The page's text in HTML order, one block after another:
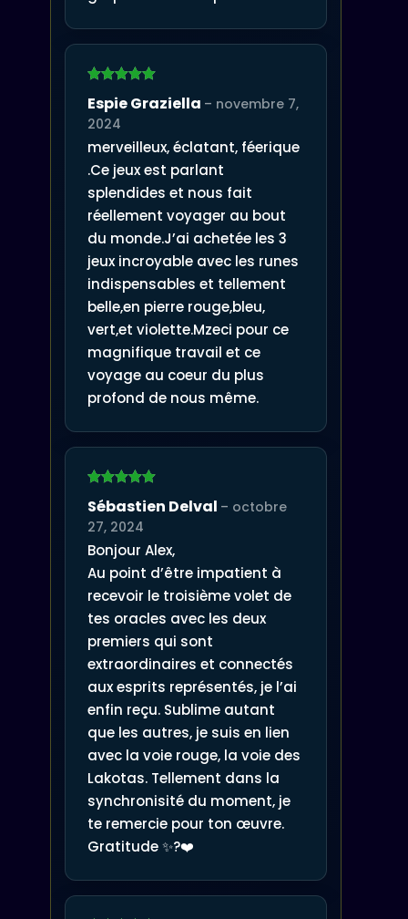
5
Espie Graziella – novembre 7,
2024
merveilleux, éclatant, féerique
.Ce jeux est parlant
splendides et nous fait
réellement voyager au bout
du monde.J’ai achetée les 3
jeux incroyable avec les runes
indispensables et tellement
belle,en pierre rouge,bleu,
vert,et violette.Mzeci pour ce
magnifique travail et ce
voyage au coeur du plus
profond de nous même.
5
Sébastien Delval – octobre
27, 2024
Bonjour Alex,
Au point d’être impatient à
recevoir le troisième volet de
tes oracles avec les deux
premiers qui sont
extraordinaires et connectés
aux esprits représentés, je l’ai
enfin reçu. Sublime autant
que les autres, je suis en lien
avec la voie rouge, la voie des
Lakotas. Tellement dans la
synchronisité du moment, je
te remercie pour ton œuvre.
Gratitude ✨?❤️